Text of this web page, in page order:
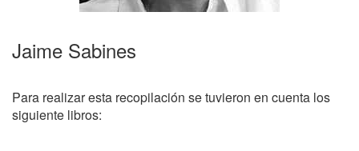
Jaime Sabines
Para realizar esta recopilación se tuvieron en cuenta los
siguiente libros: